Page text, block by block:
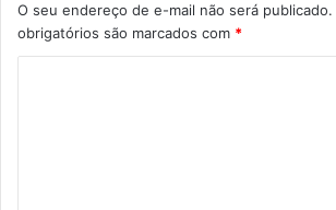
O seu endereço de e-mail não será publicado.
obrigatórios são marcados com *